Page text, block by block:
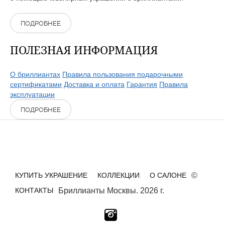
ПОДРОБНЕЕ
ПОЛЕЗНАЯ ИНФОРМАЦИЯ
О бриллиантах Правила пользования подарочными
сертификатами Доставка и оплата Гарантия Правила
эксплуатации
ПОДРОБНЕЕ
КУПИТЬ УКРАШЕНИЕ КОЛЛЕКЦИИ
О САЛОНЕ
КОНТАКТЫ
©
Бриллианты Москвы. 2026 г.